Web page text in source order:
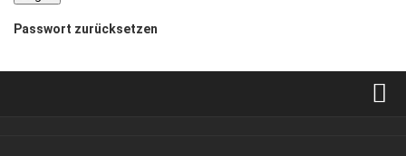
Passwort zurücksetzen